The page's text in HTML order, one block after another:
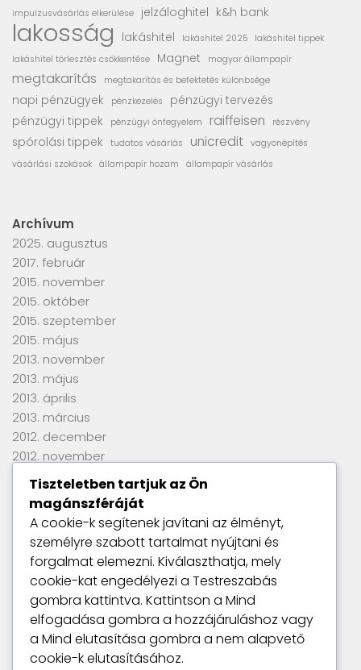
impulzusvásárlás elkerülése
jelzáloghitel k&h bank
lakosság lakáshitel lakáshitel 2025
lakáshitel tippek
lakáshitel törlesztés csökkentése
Magnet magyar állampapír
megtakarítás megtakarítás és befektetés különbsége
napi pénzügyek pénzkezelés
pénzügyi tervezés
pénzügyi tippek
pénzügyi önfegyelem raiffeisen részvény
spórolási tippek tudatos vásárlás unicredit vagyonépítés
vásárlási szokások állampapír hozam állampapír vásárlás
Archívum
2025. augusztus
2017. február
2015. november
2015. október
2015. szeptember
2015. május
2013. november
2013. május
2013. április
2013. március
2012. december
2012. november
2012. szeptember
2012. június
2012. április
2012. március
2012. január
2011. szeptember
Utolsó kommentek
Nincs megjeleníthető bejegyzés.
Tiszteletben tartjuk az Ön
magánszféráját
A cookie-k segítenek javítani az élményt,
személyre szabott tartalmat nyújtani és
forgalmat elemezni. Kiválaszthatja, mely
cookie-kat engedélyezi a Testreszabás
gombra kattintva. Kattintson a Mind
elfogadása gombra a hozzájáruláshoz vagy
a Mind elutasítása gombra a nem alapvető
cookie-k elutasításához.